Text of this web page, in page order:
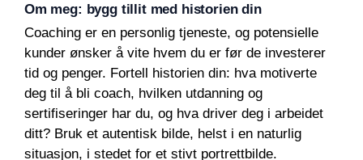
Om meg: bygg tillit med historien din
Coaching er en personlig tjeneste, og potensielle
kunder ønsker å vite hvem du er før de investerer
tid og penger. Fortell historien din: hva motiverte
deg til å bli coach, hvilken utdanning og
sertifiseringer har du, og hva driver deg i arbeidet
ditt? Bruk et autentisk bilde, helst i en naturlig
situasjon, i stedet for et stivt portrettbilde.